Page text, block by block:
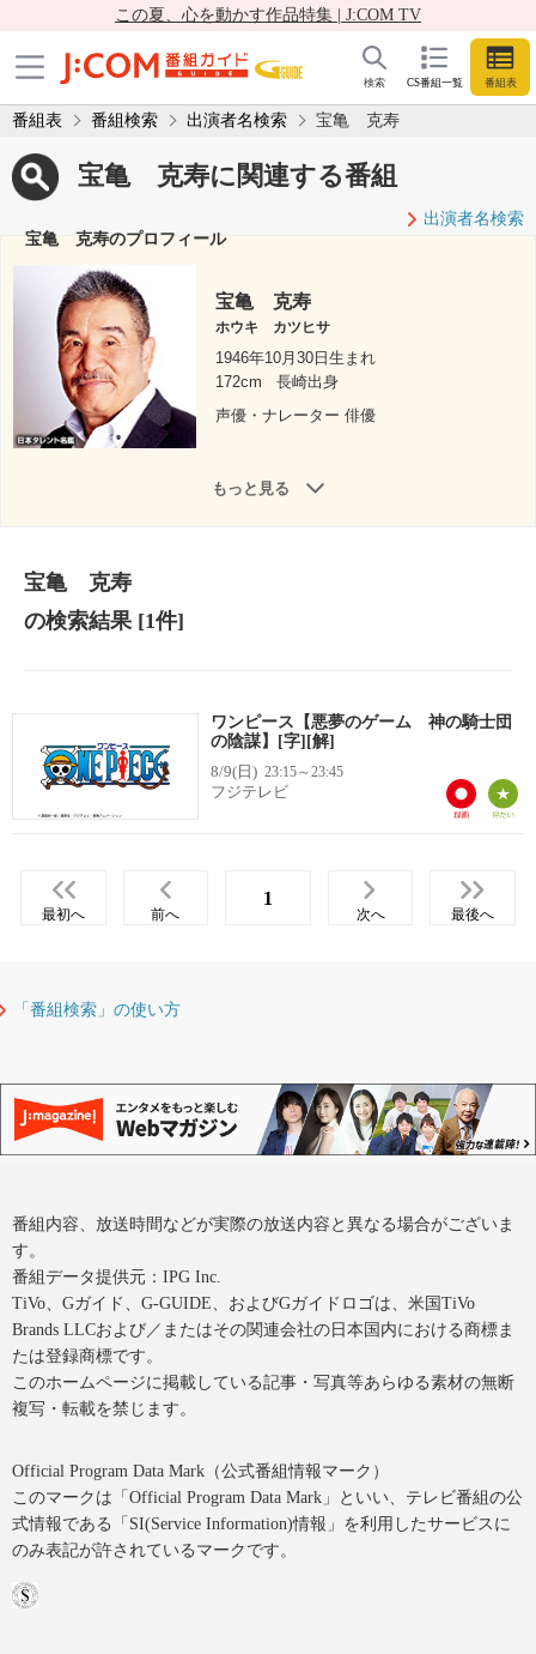
この夏、心を動かす作品特集 | J:COM TV
CS番組一覧 番組表
検索
番組表 番組検索 出演者名検索 宝亀 克寿
宝亀 克寿に関連する番組
出演者名検索
宝亀 克寿のプロフィール
宝亀 克寿
ホウキ カツヒサ
1946年10月30日生まれ
172cm
長崎出身
声優・ナレーター 俳優
もっと見る
宝亀 克寿
の検索結果[1件]
ワンピース【悪夢のゲーム 神の騎士団
の陰謀】[字][解]
8/9(日) 23:15～23:45
フジテレビ
最初へ 前へ
1
次へ 最後へ
「番組検索」の使い方
番組内容、放送時間などが実際の放送内容と異なる場合がございま
す。
番組データ提供元：IPG Inc.
TiVo、Gガイド、G-GUIDE、およびGガイドロゴは、米国TiVo
Brands LLCおよび／またはその関連会社の日本国内における商標ま
たは登録商標です。
このホームページに掲載している記事・写真等あらゆる素材の無断
複写・転載を禁じます。
Official Program Data Mark（公式番組情報マーク）
このマークは「Official Program Data Mark」といい、テレビ番組の公
式情報である「SI(Service Information)情報」を利用したサービスに
のみ表記が許されているマークです。